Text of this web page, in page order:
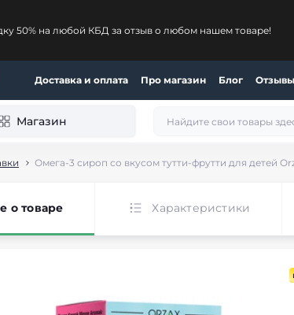
50% на любой КБД за отзыв о любом нашем товаре!
Доставка и оплата Про магазин Блог Отзывы
Магазин
Омега-3 сироп со вкусом тутти-фрутти для детей
о товаре Характеристики